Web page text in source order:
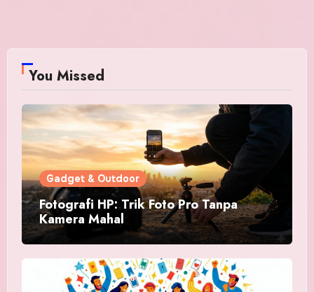
You Missed
Gadget & Outdoor
Fotografi HP: Trik Foto Pro Tanpa
Kamera Mahal